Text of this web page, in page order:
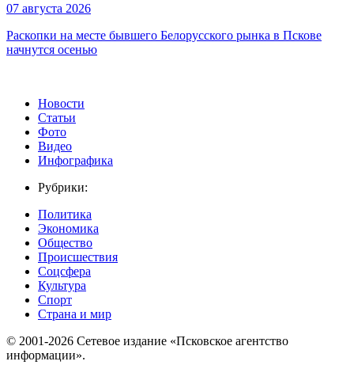
07 августа 2026
Раскопки на месте бывшего Белорусского рынка в Пскове
начнутся осенью
Новости
Статьи
Фото
Видео
Инфографика
Рубрики:
Политика
Экономика
Общество
Происшествия
Соцсфера
Культура
Спорт
Страна и мир
© 2001-2026 Сетевое издание «Псковское агентство
информации».